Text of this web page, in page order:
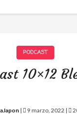
PODCAST
10×12
| 9 marzo, 2022 |